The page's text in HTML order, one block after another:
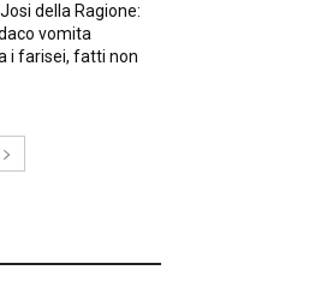
della Ragione:
vomita
i farisei, fatti non